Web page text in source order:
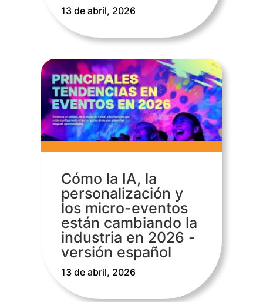
13 de abril, 2026
Cómo la IA, la
personalización y
los micro-eventos
están cambiando la
industria en 2026 -
versión español
13 de abril, 2026